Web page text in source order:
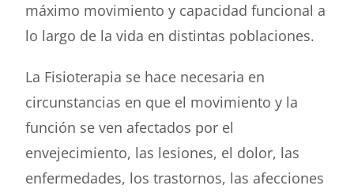
máximo movimiento y capacidad funcional a
lo largo de la vida en distintas poblaciones.
La Fisioterapia se hace necesaria en
circunstancias en que el movimiento y la
función se ven afectados por el
envejecimiento, las lesiones, el dolor, las
enfermedades, los trastornos, las afecciones